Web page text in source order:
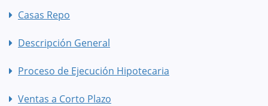
Casas Repo
Descripción General
Proceso de Ejecución Hipotecaria
Ventas a Corto Plazo